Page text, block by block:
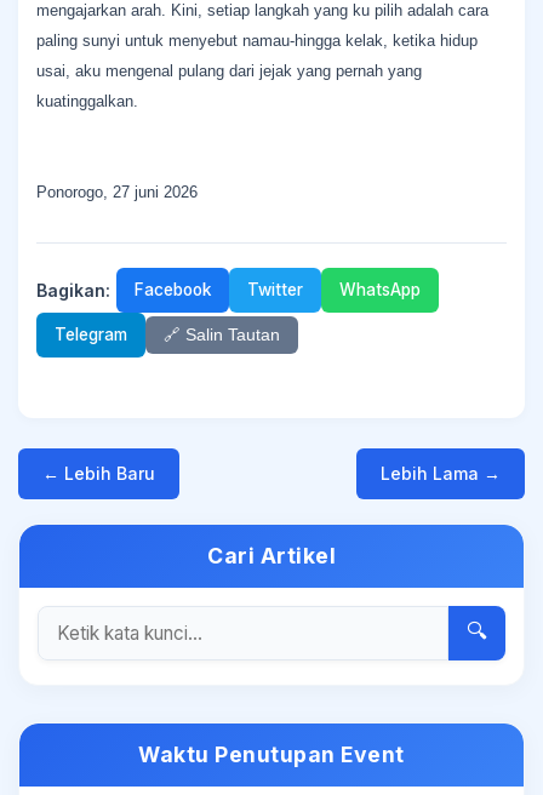
mengajarkan arah. Kini, setiap langkah yang ku pilih adalah cara
paling sunyi untuk menyebut namau-hingga kelak, ketika hidup
usai, aku mengenal pulang dari jejak yang pernah yang
kuatinggalkan.
Ponorogo, 27 juni 2026
Bagikan: Facebook Twitter WhatsApp
Telegram 🔗 Salin Tautan
← Lebih Baru Lebih Lama →
Cari Artikel
🔍
Waktu Penutupan Event